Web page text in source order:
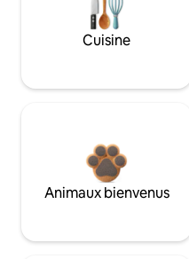
Cuisine
Animaux bienvenus